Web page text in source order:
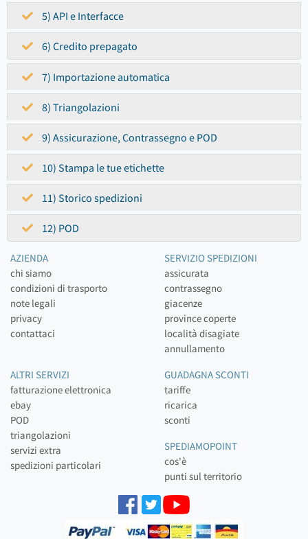
5) API e Interfacce
6) Credito prepagato
7) Importazione automatica
8) Triangolazioni
9) Assicurazione, Contrassegno e POD
10) Stampa le tue etichette
11) Storico spedizioni
12) POD
AZIENDA
chi siamo
condizioni di trasporto
note legali
privacy
contattaci
SERVIZIO SPEDIZIONI
assicurata
contrassegno
giacenze
province coperte
località disagiate
annullamento
ALTRI SERVIZI
fatturazione elettronica
ebay
POD
triangolazioni
servizi extra
spedizioni particolari
GUADAGNA SCONTI
tariffe
ricarica
sconti
SPEDIAMOPOINT
cos'è
punti sul territorio